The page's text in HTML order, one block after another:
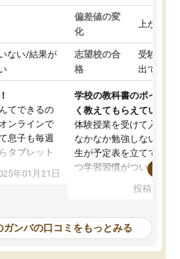
ない/結果が
てできるの
ンラインで
息子も毎週
タブレット
になりまし
もとても気
平均点以上の
と1年受験ま
を使用しな
年01月21日
偏差値の変
化
上がった
志望校の合
格
受験して
出ていな
学校の教科書のポイント
く教えてもらえている
体験授業を受けて入塾し
なかなか勉強しない息子
生が予定表を立ててくれ
つ学習習慣がついてきま
指導が無い日も予定表
問できるのでとても助か
投稿日：
ガンバの口コミをもっとみる